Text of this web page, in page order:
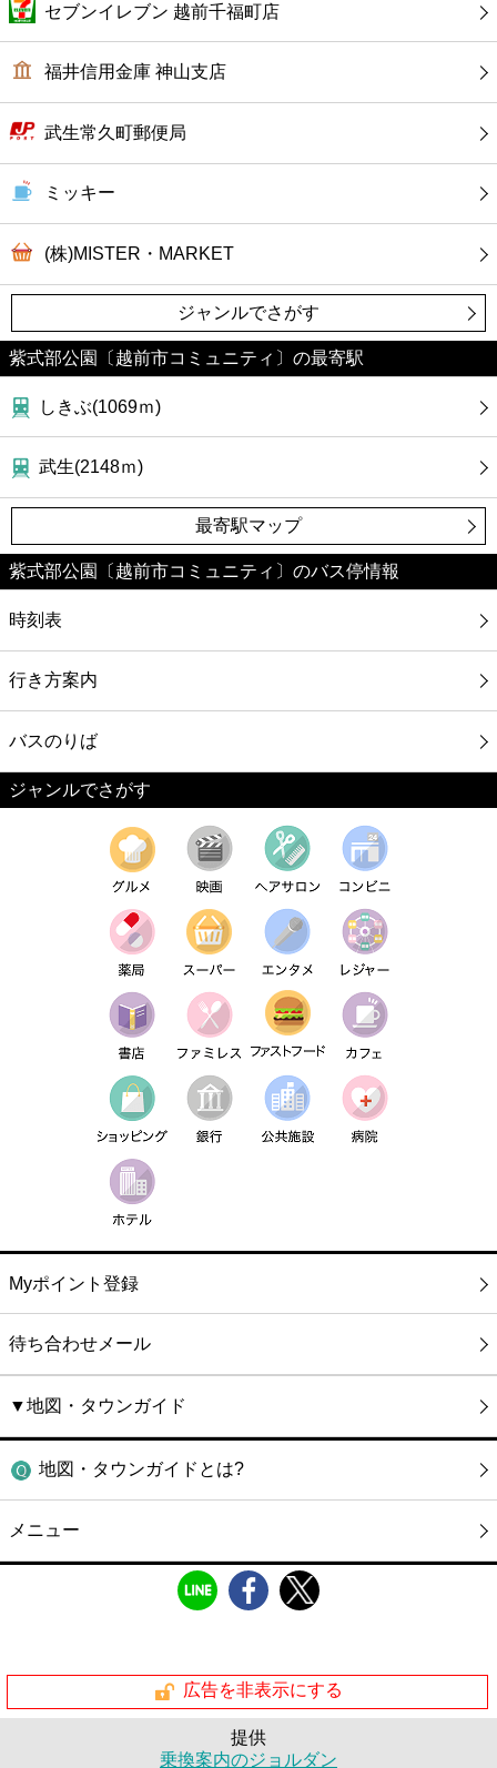
公共
病院
ホテル
セブンイレブン 越前千福町店
福井信用金庫 神山支店
武生常久町郵便局
ミッキー
(株)MISTER・MARKET
ジャンルでさがす
紫式部公園〔越前市コミュニティ〕の最寄駅
しきぶ(1069ｍ)
武生(2148ｍ)
最寄駅マップ
紫式部公園〔越前市コミュニティ〕のバス停情報
時刻表
行き方案内
バスのりば
ジャンルでさがす
Myポイント登録
待ち合わせメール
▼地図・タウンガイド
地図・タウンガイドとは?
メニュー
広告を非表示にする
提供
乗換案内のジョルダン